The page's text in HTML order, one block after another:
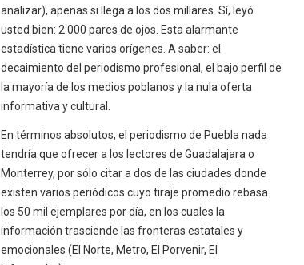
analizar), apenas si llega a los dos millares. Sí, leyó
usted bien: 2 000 pares de ojos. Esta alarmante
estadística tiene varios orígenes. A saber: el
decaimiento del periodismo profesional, el bajo perfil de
la mayoría de los medios poblanos y la nula oferta
informativa y cultural.
En términos absolutos, el periodismo de Puebla nada
tendría que ofrecer a los lectores de Guadalajara o
Monterrey, por sólo citar a dos de las ciudades donde
existen varios periódicos cuyo tiraje promedio rebasa
los 50 mil ejemplares por día, en los cuales la
información trasciende las fronteras estatales y
emocionales (El Norte, Metro, El Porvenir, El